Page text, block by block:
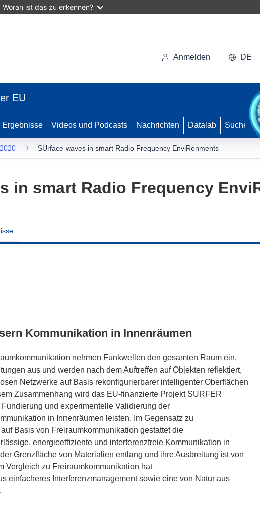
Woran ist das zu erkennen?
Anmelden DE
EU
Ergebnisse Videos und Podcasts Nachrichten Datalab Suche
SUrface waves in smart Radio Frequency EnviRonments
in smart Radio Frequency
Kommunikation in Innenräumen
nehmen Funkwellen den gesamten Raum ein,
aus und werden nach dem Auftreffen auf Objekten reflektiert,
Netzwerke auf Basis rekonfigurierbarer intelligenter Oberflächen
Zusammenhang wird das EU-finanzierte Projekt SURFER
und experimentelle Validierung der
in Innenräumen leisten. Im Gegensatz zu
Basis von Freiraumkommunikation gestattet die
energieeffiziente und interferenzfreie Kommunikation in
Grenzfläche von Materialien entlang und ihre Ausbreitung ist von
Vergleich zu Freiraumkommunikation hat
einfacheres Interferenzmanagement sowie eine von Natur aus